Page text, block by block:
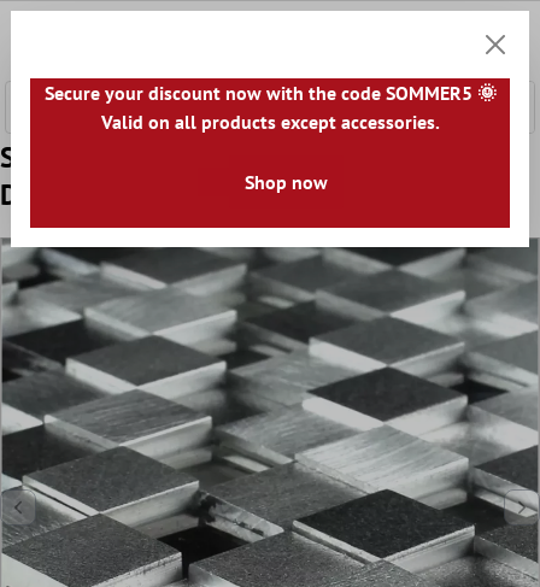
Sample Mozaïektegel Aluminium Glas D
Design Black Mix
Secure your discount now with the code SOMMER5 🌞
Valid on all products except accessories.
Shop now